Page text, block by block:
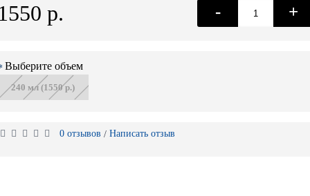
р. - +
Выберите объем
240 мл (1550 р.)
0 отзывов / Написать отзыв